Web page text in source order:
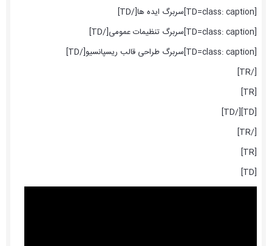
[TD=class: caption]سربرگ ایده ها[/TD]
[TD=class: caption]سربرگ تنظیمات عمومی[/TD]
[TD=class: caption]سربرگ طراحی قالب ریسپانسیو[/TD]
[/TR]
[TR]
[TD][/TD]
[/TR]
[TR]
[TD]